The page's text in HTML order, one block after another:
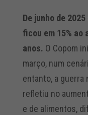
De junho de
ficou em 15% ao
anos. O Copom
março, num
entanto, a guerra
refletiu no
e de alimentos,